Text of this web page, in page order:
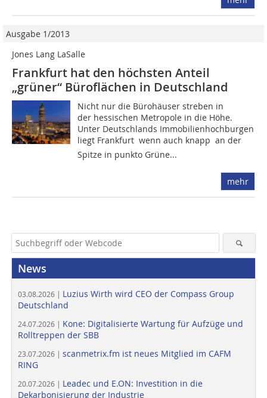
Ausgabe 1/2013
Jones Lang LaSalle
Frankfurt hat den höchsten Anteil
„grüner“ Büroflächen in Deutschland
Nicht nur die Bürohäuser streben in
der hessischen Metropole in die Höhe.
Unter Deutschlands Immobilienhochburgen
liegt Frankfurt  wenn auch knapp  an der
Spitze in punkto Grüne...
mehr
News
03.08.2026 | Luzius Wirth wird CEO der Compass Group
Deutschland
24.07.2026 | Kone: Digitalisierte Wartung für Aufzüge und
Rolltreppen der SBB
23.07.2026 | scanmetrix.fm ist neues Mitglied im CAFM
RING
20.07.2026 | Leadec und E.ON: Investition in die
Dekarbonisierung der Industrie